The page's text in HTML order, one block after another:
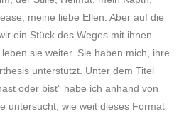
meine liebe Ellen. Aber auf die
ein Stück des Weges mit ihnen
sie weiter. Sie haben mich, ihre
unterstützt. Unter dem Titel
oder bist“ habe ich anhand von
untersucht, wie weit dieses Format